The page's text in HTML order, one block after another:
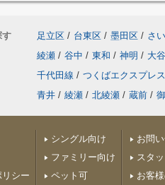
す 足立区 / 台東区 / 墨田区 / さ
綾瀬 / 谷中 / 東和 / 神明 / 大
千代田線 / つくばエクスプレス
青井 / 綾瀬 / 北綾瀬 / 蔵前 /
シー
シングル向け
ファミリー向け
ペット可
お問
スタ
お客